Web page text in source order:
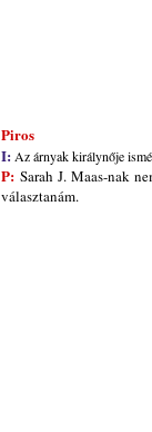
Piros
I: Az árnyak királynője
P: Sarah J. Maas-nak
választanám.